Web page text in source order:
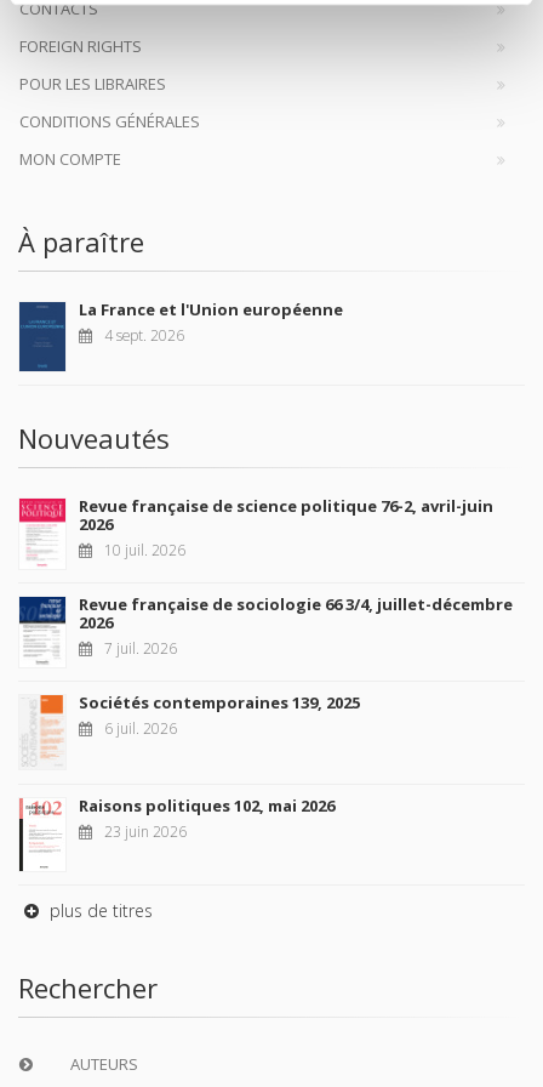
CONTACTS
FOREIGN RIGHTS
POUR LES LIBRAIRES
CONDITIONS GÉNÉRALES
MON COMPTE
À paraître
La France et l'Union européenne
4 sept. 2026
Nouveautés
Revue française de science politique 76-2, avril-juin
2026
10 juil. 2026
Revue française de sociologie 66 3/4, juillet-décembre
2026
7 juil. 2026
Sociétés contemporaines 139, 2025
6 juil. 2026
Raisons politiques 102, mai 2026
23 juin 2026
plus de titres
Rechercher
AUTEURS